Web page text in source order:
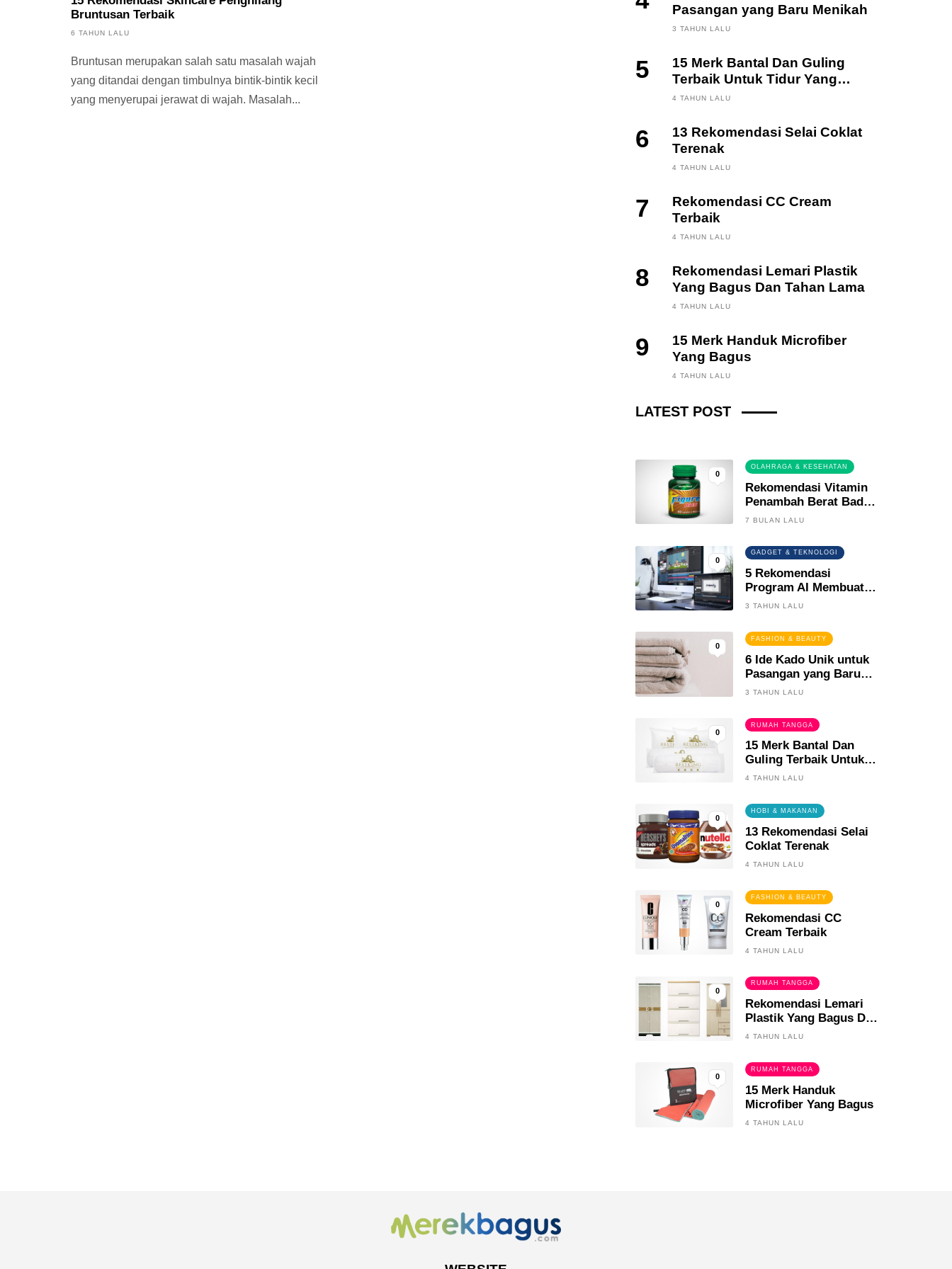
Bruntusan Terbaik
6 TAHUN LALU
Bruntusan merupakan salah satu masalah wajah
yang ditandai dengan timbulnya bintik-bintik kecil
yang menyerupai jerawat di wajah. Masalah...
Pasangan yang Baru Menikah
3 TAHUN LALU
5
15 Merk Bantal Dan Guling
Terbaik Untuk Tidur Yang
Berkualitas
4 TAHUN LALU
6
13 Rekomendasi Selai Coklat
Terenak
4 TAHUN LALU
7
Rekomendasi CC Cream
Terbaik
4 TAHUN LALU
8
Rekomendasi Lemari Plastik
Yang Bagus Dan Tahan Lama
4 TAHUN LALU
9
15 Merk Handuk Microfiber
Yang Bagus
4 TAHUN LALU
LATEST POST
FINANCE, INVESTING
2 BULAN LALU
0
OLAHRAGA & KESEHATAN
Rekomendasi Vitamin
Penambah Berat Badan
Terbaik
7 BULAN LALU
0
GADGET & TEKNOLOGI
5 Rekomendasi
Program AI Membuat
Gambar Kartun Keren
3 TAHUN LALU
0
FASHION & BEAUTY
6 Ide Kado Unik untuk
Pasangan yang Baru
Menikah
3 TAHUN LALU
0
RUMAH TANGGA
15 Merk Bantal Dan
Guling Terbaik Untuk
Tidur Yang Berkualitas
4 TAHUN LALU
0
HOBI & MAKANAN
13 Rekomendasi Selai
Coklat Terenak
4 TAHUN LALU
0
FASHION & BEAUTY
Rekomendasi CC
Cream Terbaik
4 TAHUN LALU
0
RUMAH TANGGA
Rekomendasi Lemari
Plastik Yang Bagus Dan
Tahan Lama
4 TAHUN LALU
0
RUMAH TANGGA
15 Merk Handuk
Microfiber Yang Bagus
4 TAHUN LALU